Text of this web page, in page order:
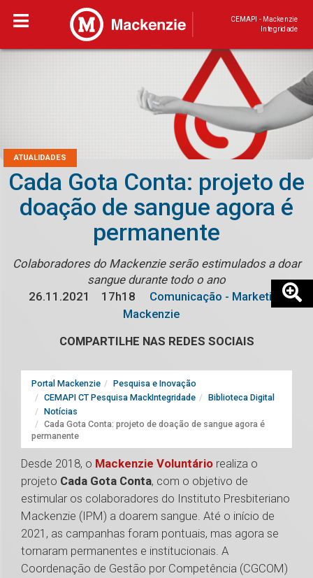
CEMAPI - Mackenzie
Integridade
ATUALIDADES
Cada Gota Conta: projeto de
doação de sangue agora é
permanente
Colaboradores do Mackenzie serão estimulados a doar
sangue durante todo o ano
26.11.2021
17h18
Comunicação - Marketing
Mackenzie
COMPARTILHE NAS REDES SOCIAIS
Portal Mackenzie
Pesquisa e Inovação
CEMAPI CT Pesquisa MackIntegridade
Biblioteca Digital
Notícias
Cada Gota Conta: projeto de doação de sangue agora é
permanente
Desde 2018, o Mackenzie Voluntário realiza o
projeto Cada Gota Conta, com o objetivo de
estimular os colaboradores do Instituto Presbiteriano
Mackenzie (IPM) a doarem sangue. Até o início de
2021, as campanhas foram pontuais, mas agora se
tornaram permanentes e institucionais. A
Coordenação de Gestão por Competência (CGCOM)